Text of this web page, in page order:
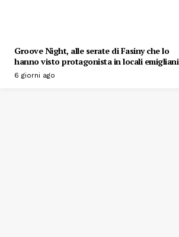
Groove Night, alle serate di Fasiny che lo
hanno visto protagonista in locali emigliani
6 giorni ago